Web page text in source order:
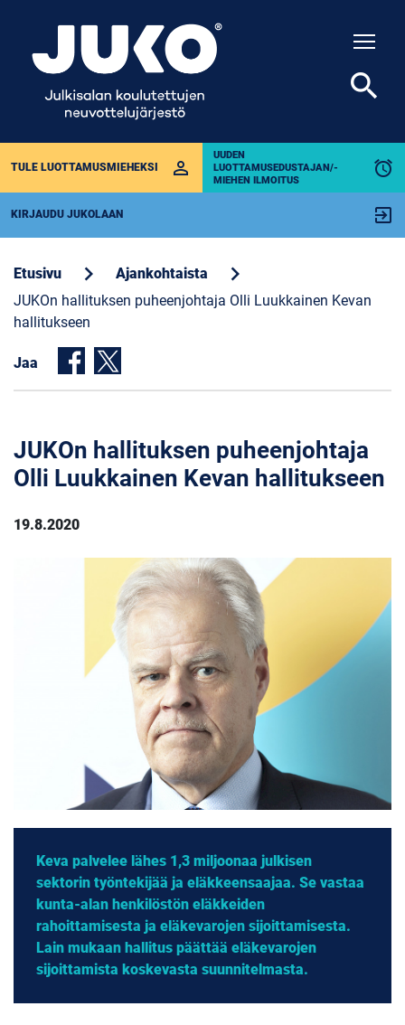
TULE LUOTTAMUSMIEHEKSI perm_identity
UUDEN
LUOTTAMUSEDUSTAJAN/-
MIEHEN ILMOITUS
alarm
KIRJAUDU JUKOLAAN exit_to_app
search
Etusivu chevron_right Ajankohtaista chevron_right
JUKOn hallituksen puheenjohtaja Olli Luukkainen Kevan
hallitukseen
Jaa
JUKOn hallituksen puheenjohtaja
Olli Luukkainen Kevan hallitukseen
19.8.2020
Keva palvelee lähes 1,3 miljoonaa julkisen
sektorin työntekijää ja eläkkeensaajaa. Se vastaa
kunta-alan henkilöstön eläkkeiden
rahoittamisesta ja eläkevarojen sijoittamisesta.
Lain mukaan hallitus päättää eläkevarojen
sijoittamista koskevasta suunnitelmasta.